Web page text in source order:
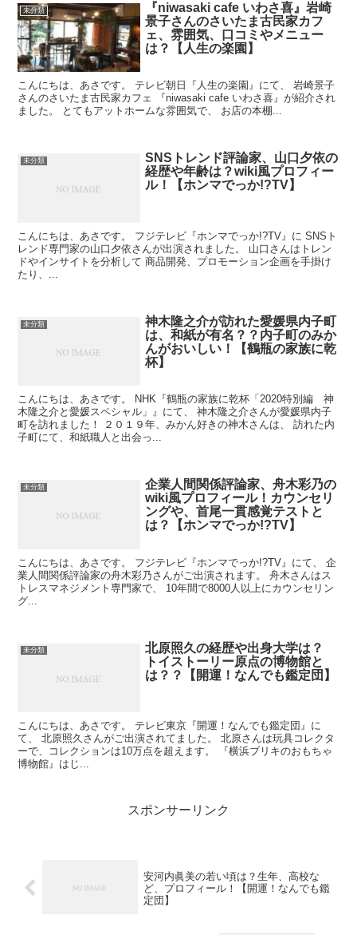
未分類
『niwasaki cafe いわさ喜』岩崎
景子さんのさいたま古民家カフ
ェ、雰囲気、口コミやメニュー
は？【人生の楽園】
こんにちは、あさです。 テレビ朝日『人生の楽園』にて、 岩崎景子
さんのさいたま古民家カフェ 『niwasaki cafe いわさ喜』が紹介され
ました。 とてもアットホームな雰囲気で、 お店の本棚...
未分類
SNSトレンド評論家、山口夕依の
経歴や年齢は？wiki風プロフィー
ル！【ホンマでっか!?TV】
こんにちは、あさです。 フジテレビ『ホンマでっか!?TV』に SNSト
レンド専門家の山口夕依さんが出演されました。 山口さんはトレン
ドやインサイトを分析して 商品開発、プロモーション企画を手掛け
たり、...
未分類
神木隆之介が訪れた愛媛県内子町
は、和紙が有名？？内子町のみか
んがおいしい！【鶴瓶の家族に乾
杯】
こんにちは、あさです。 NHK『鶴瓶の家族に乾杯「2020特別編 神
木隆之介と愛媛スペシャル」』にて、 神木隆之介さんが愛媛県内子
町を訪れました！ ２０１９年、みかん好きの神木さんは、 訪れた内
子町にて、和紙職人と出会っ...
未分類
企業人間関係評論家、舟木彩乃の
wiki風プロフィール！カウンセリ
ングや、首尾一貫感覚テストと
は？【ホンマでっか!?TV】
こんにちは、あさです。 フジテレビ『ホンマでっか!?TV』にて、 企
業人間関係評論家の舟木彩乃さんがご出演されます。 舟木さんはス
トレスマネジメント専門家で、 10年間で8000人以上にカウンセリン
グ...
未分類
北原照久の経歴や出身大学は？
トイストーリー原点の博物館と
は？？【開運！なんでも鑑定団】
こんにちは、あさです。 テレビ東京『開運！なんでも鑑定団』に
て、 北原照久さんがご出演されてました。 北原さんは玩具コレクタ
ーで、コレクションは10万点を超えます。 『横浜ブリキのおもちゃ
博物館』はじ...
スポンサーリンク
安河内眞美の若い頃は？生年、高校な
ど、プロフィール！【開運！なんでも鑑
定団】